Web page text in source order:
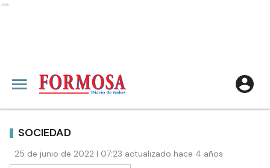
Ads
SOCIEDAD
25 de junio de 2022 | 07:23 actualizado hace 4 años